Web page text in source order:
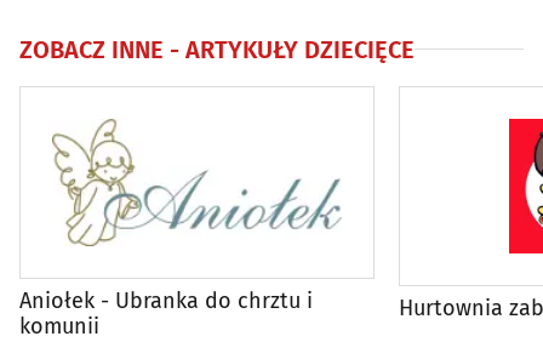
Artykuły zaopatrzenia plastyków (3)
Balony, fajerwerki i inne
Biurowe urządzenia i papiernicze artykuły - detal
Broń (2)
ZOBACZ INNE - ARTYKUŁY DZIECIĘCE
Aniołek - Ubranka do chrztu i
komunii
Hurtownia